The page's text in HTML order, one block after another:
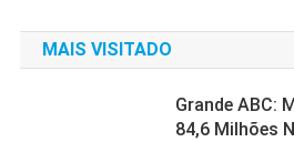
MAIS VISITADO
Grande ABC:
84,6 Milhões